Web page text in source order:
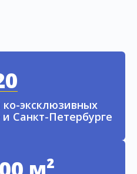
эксклюзивных
Санкт-Петербурге